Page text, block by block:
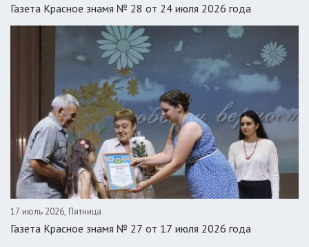
Газета Красное знамя № 28 от 24 июля 2026 года
17 июль 2026, Пятница
Газета Красное знамя № 27 от 17 июля 2026 года